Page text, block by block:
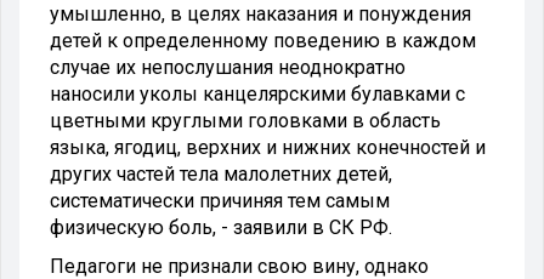
умышленно, в целях наказания и понуждения
детей к определенному поведению в каждом
случае их непослушания неоднократно
наносили уколы канцелярскими булавками с
цветными круглыми головками в область
языка, ягодиц, верхних и нижних конечностей и
других частей тела малолетних детей,
систематически причиняя тем самым
физическую боль, - заявили в СК РФ.
Педагоги не признали свою вину, однако